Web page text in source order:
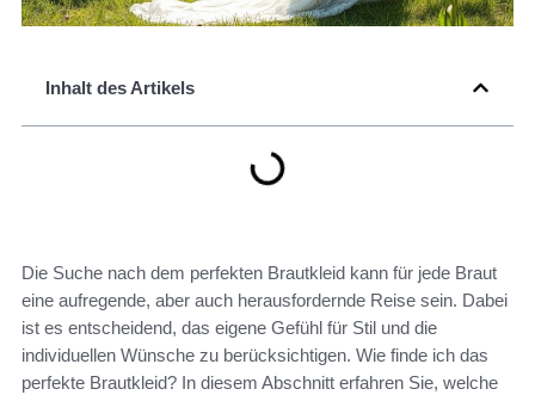
Inhalt des Artikels
Die Suche nach dem perfekten Brautkleid kann für jede Braut
eine aufregende, aber auch herausfordernde Reise sein. Dabei
ist es entscheidend, das eigene Gefühl für Stil und die
individuellen Wünsche zu berücksichtigen. Wie finde ich das
perfekte Brautkleid? In diesem Abschnitt erfahren Sie, welche